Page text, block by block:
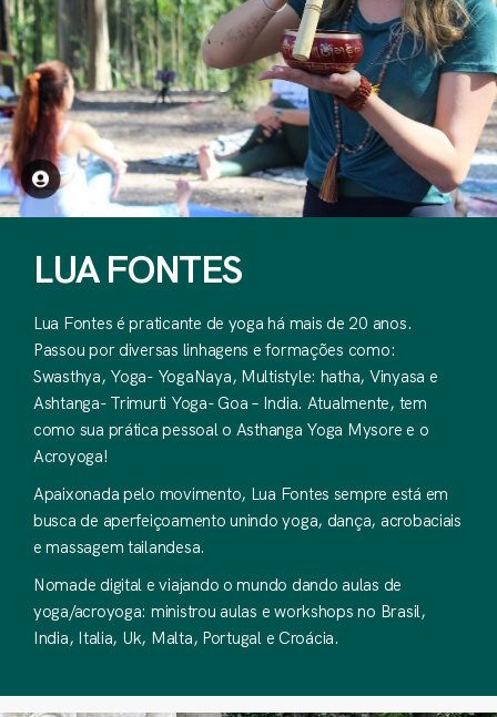
LUA FONTES
Lua Fontes é praticante de yoga há mais de 20 anos.
Passou por diversas linhagens e formações como:
Swasthya, Yoga- YogaNaya, Multistyle: hatha, Vinyasa e
Ashtanga- Trimurti Yoga- Goa – India. Atualmente, tem
como sua prática pessoal o Asthanga Yoga Mysore e o
Acroyoga!
Apaixonada pelo movimento, Lua Fontes sempre está em
busca de aperfeiçoamento unindo yoga, dança, acrobaciais
e massagem tailandesa.
Nomade digital e viajando o mundo dando aulas de
yoga/acroyoga: ministrou aulas e workshops no Brasil,
India, Italia, Uk, Malta, Portugal e Croácia.